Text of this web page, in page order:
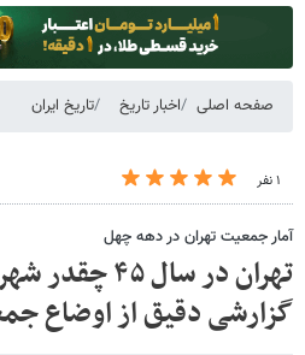
صفحه اصلی اخبار تاریخ تاریخ ایران
۱ نفر
آمار جمعیت تهران در دهه چهل
تهران در سال
گزارشی دقیق از اوضاع